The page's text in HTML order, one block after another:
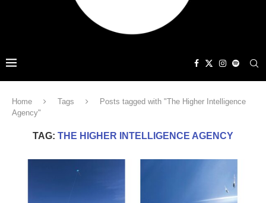
Home Tags
Posts tagged with "The Higher Intelligence
Agency"
TAG: THE HIGHER INTELLIGENCE AGENCY